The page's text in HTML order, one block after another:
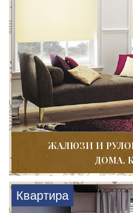
ЖАЛЮЗИ И
ДОМА,
Квартира